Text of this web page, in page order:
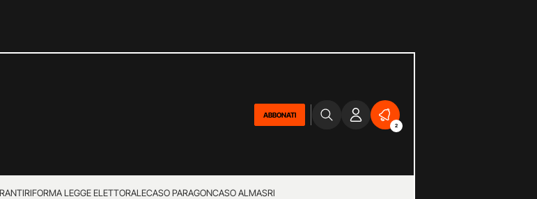
ABBONATI
2
RIFORMA LEGGE ELETTORALECASO PARAGONCASO ALMASRI